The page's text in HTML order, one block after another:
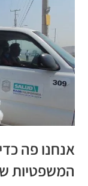
אנחנו פה
המשפטיות